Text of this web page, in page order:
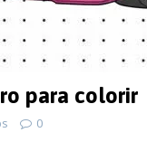
para colorir
0